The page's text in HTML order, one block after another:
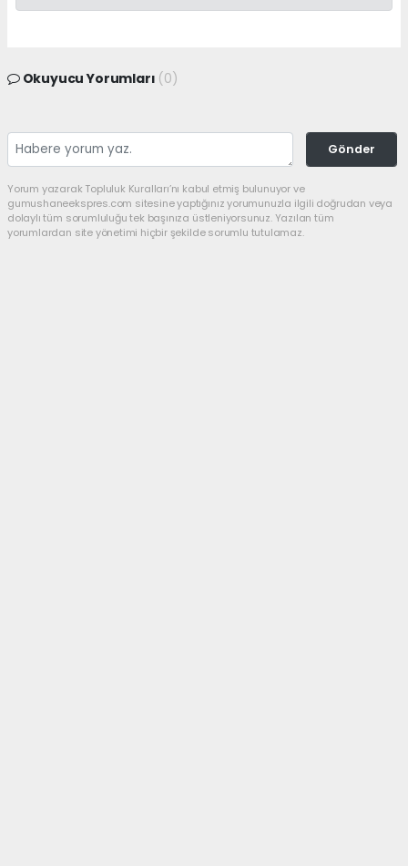
Okuyucu Yorumları (0)
Gönder
Yorum yazarak Topluluk Kuralları’nı kabul etmiş bulunuyor ve
gumushaneekspres.com sitesine yaptığınız yorumunuzla ilgili doğrudan veya
dolaylı tüm sorumluluğu tek başınıza üstleniyorsunuz. Yazılan tüm
yorumlardan site yönetimi hiçbir şekilde sorumlu tutulamaz.